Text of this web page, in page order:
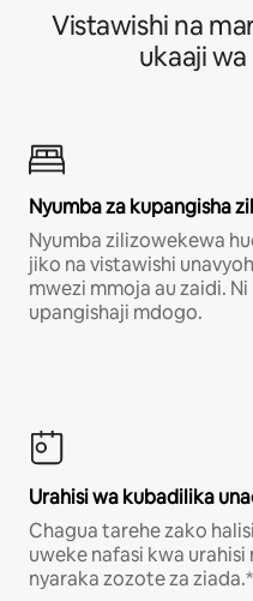
Vistawishi na
ukaaji
Nyumba za kupangisha
Nyumba zilizowekewa
jiko na vistawishi
mwezi mmoja au zaidi.
upangishaji mdogo.
Urahisi wa kubadilika
Chagua tarehe zako
uweke nafasi kwa
nyaraka zozote za ziada.*